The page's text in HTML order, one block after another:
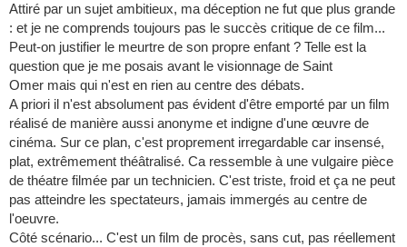
Attiré par un sujet ambitieux, ma déception ne fut que plus grande
: et je ne comprends toujours pas le succès critique de ce film...
Peut-on justifier le meurtre de son propre enfant ? Telle est la
question que je me posais avant le visionnage de Saint
Omer mais qui n'est en rien au centre des débats.
A priori il n'est absolument pas évident d'être emporté par un film
réalisé de manière aussi anonyme et indigne d'une œuvre de
cinéma. Sur ce plan, c'est proprement irregardable car insensé,
plat, extrêmement théâtralisé. Ca ressemble à une vulgaire pièce
de théatre filmée par un technicien. C'est triste, froid et ça ne peut
pas atteindre les spectateurs, jamais immergés au centre de
l'oeuvre.
Côté scénario... C'est un film de procès, sans cut, pas réellement